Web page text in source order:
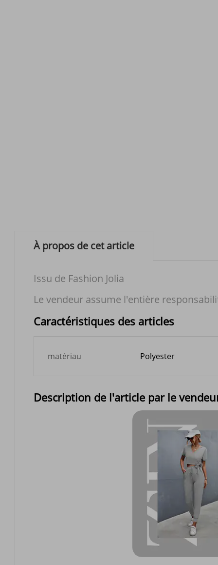
À propos de cet article
Issu de Fashion Jolia
Le vendeur assume l'entière
Caractéristiques des articles
matériau Polyester
Description de l'article par le